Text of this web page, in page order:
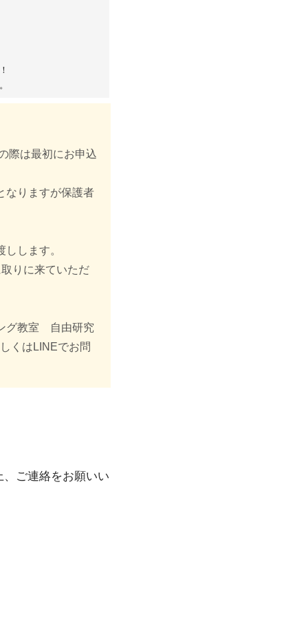
際は最初にお申込
なりますが保護者
します。
りに来ていただ
グ教室 自由研究
くはLINEでお問
ご連絡をお願いい